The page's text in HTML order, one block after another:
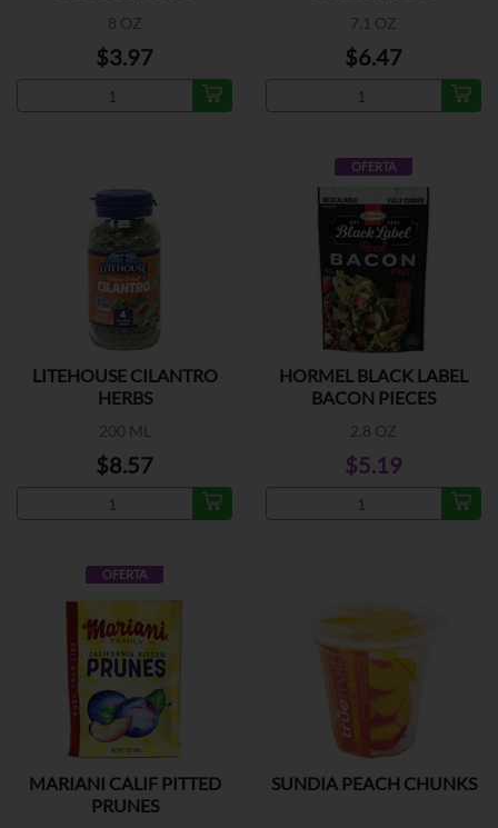
8 OZ
$3.97
7.1 OZ
$6.47
LITEHOUSE CILANTRO
HERBS
200 ML
$8.57
OFERTA
HORMEL BLACK LABEL
BACON PIECES
2.8 OZ
$5.19
OFERTA
MARIANI CALIF PITTED
PRUNES
SUNDIA PEACH CHUNKS